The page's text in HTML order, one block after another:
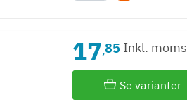
17,85 Inkl. moms
Se varianter